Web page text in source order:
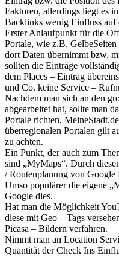
Faktoren, allerdings liegt es
Backlinks wenig Einfluss auf
Erster Anlaufpunkt für die
Portale, wie z.B.
dort Daten übernimmt bzw.
sollten die Einträge
dem Places – Eintrag
und Co. keine Service –
Nachdem man sich an den
abgearbeitet hat, sollte man
Portale richten,
überregionalen Portalen gilt
zu achten.
Ein Punkt, der auch zum
sind „MyMaps“. Durch
/ Routenplanung von Google
Umso populärer die eigene
Google dies.
Hat man die Möglichkeit
diese mit Geo – Tags
Picasa – Bildern verfahren.
Nimmt man an Location
Quantität der Check Ins